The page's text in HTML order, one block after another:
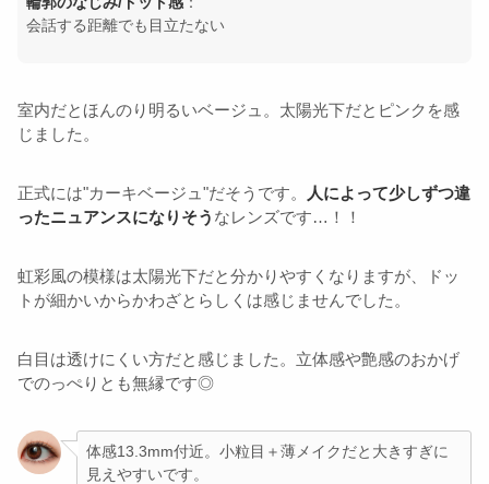
会話する距離でも目立たない
室内だとほんのり明るいベージュ。太陽光下だとピンクを感
じました。
正式には"カーキベージュ"だそうです。
人によって少しずつ違
ったニュアンスになりそう なレンズです…！！
虹彩風の模様は太陽光下だと分かりやすくなりますが、ドッ
トが細かいからかわざとらしくは感じませんでした。
白目は透けにくい方だと感じました。立体感や艶感のおかげ
でのっぺりとも無縁です◎
体感13.3mm付近。小粒目＋薄メイクだと大きすぎに
見えやすいです。